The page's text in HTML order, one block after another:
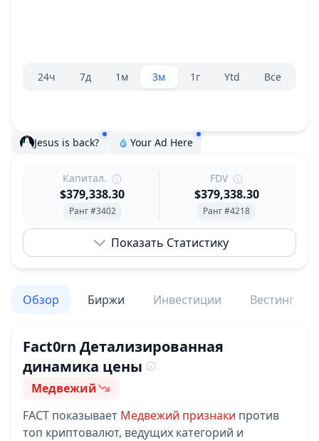
Селектор диапазона.
24ч 7д 1м 3м 1г Ytd Все
Jesus is back? Your Ad Here
Капитал.
$379,338.30
Ранг #3402
FDV
$379,338.30
Ранг #4218
Показать Статистику
Обзор Биржи Инвестиции Вестинг
Fact0rn Детализированная
динамика цены
Настроение
Медвежий
FACT показывает Медвежий признаки против
топ криптовалют, ведущих категорий и